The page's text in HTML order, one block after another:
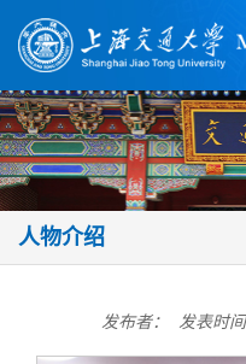
人物介绍
发布者： 发表时